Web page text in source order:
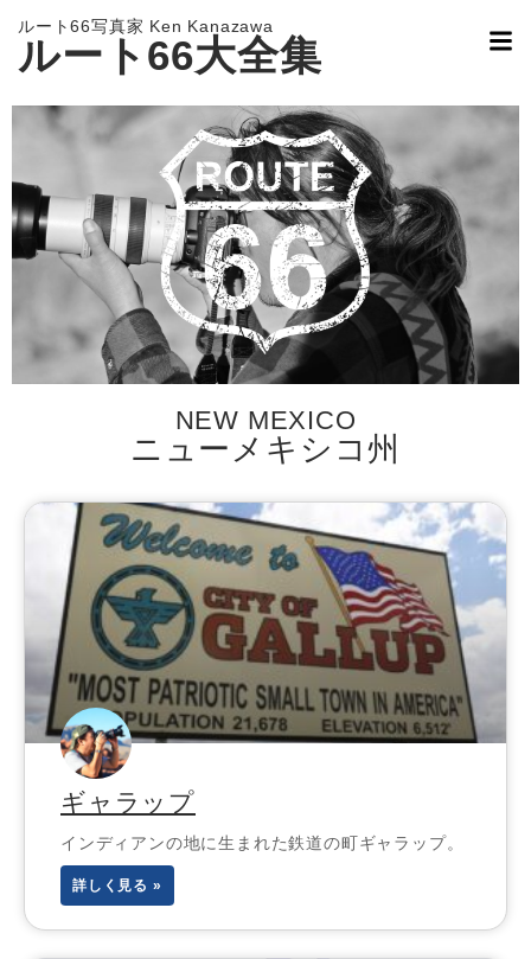
ルート66写真家 Ken Kanazawa
ルート66大全集
NEW MEXICO
ニューメキシコ州
ギャラップ
インディアンの地に生まれた鉄道の町ギャラップ。
詳しく見る »